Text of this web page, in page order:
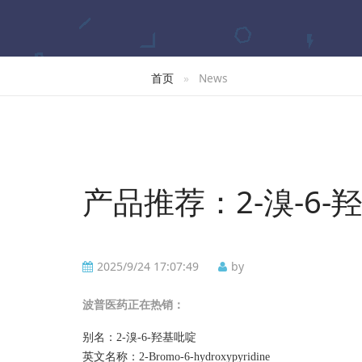
首页 News
产品推荐：2-溴-6-
2025/9/24 17:07:49 by
波普医药正在热销：
别名： 2-溴-6-羟基吡啶
英文名称： 2-Bromo-6-hydroxypyridine